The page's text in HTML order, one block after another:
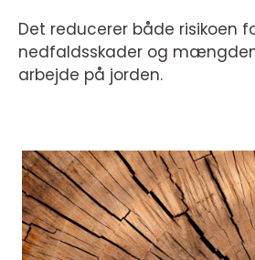
Det reducerer både risikoen
nedfaldsskader og
arbejde på jorden.